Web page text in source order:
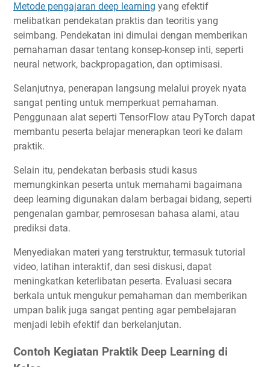
Metode pengajaran deep learning yang efektif
melibatkan pendekatan praktis dan teoritis yang
seimbang. Pendekatan ini dimulai dengan memberikan
pemahaman dasar tentang konsep-konsep inti, seperti
neural network, backpropagation, dan optimisasi.
Selanjutnya, penerapan langsung melalui proyek nyata
sangat penting untuk memperkuat pemahaman.
Penggunaan alat seperti TensorFlow atau PyTorch dapat
membantu peserta belajar menerapkan teori ke dalam
praktik.
Selain itu, pendekatan berbasis studi kasus
memungkinkan peserta untuk memahami bagaimana
deep learning digunakan dalam berbagai bidang, seperti
pengenalan gambar, pemrosesan bahasa alami, atau
prediksi data.
Menyediakan materi yang terstruktur, termasuk tutorial
video, latihan interaktif, dan sesi diskusi, dapat
meningkatkan keterlibatan peserta. Evaluasi secara
berkala untuk mengukur pemahaman dan memberikan
umpan balik juga sangat penting agar pembelajaran
menjadi lebih efektif dan berkelanjutan.
Contoh Kegiatan Praktik Deep Learning di